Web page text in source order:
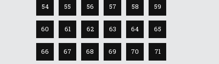
54 55 56 57 58 59
60 61 62 63 64 65
66 67 68 69 70 71